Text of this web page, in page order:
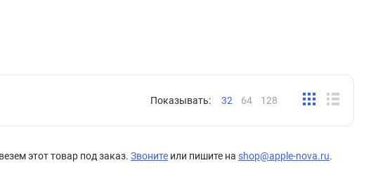
Показывать: 32 64 128
этот товар под заказ. Звоните или пишите на shop@apple-nova.ru.